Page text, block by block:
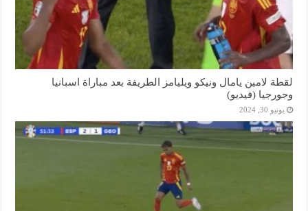
لقطة لامين يامال ونيكو ويليامز الطريفة بعد مباراة اسبانيا
وجورجيا (فيديو)
يونيو 30, 2024